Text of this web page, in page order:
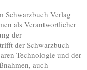
Schwarzbuch Verlag
als Verantwortlicher
der
der Schwarzbuch
Technologie und der
auch